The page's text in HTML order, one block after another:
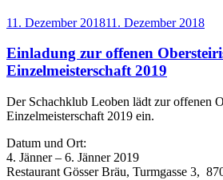
Veröffentlicht
11. Dezember 201811. Dezember 2018
Einladung zur offenen
Einzelmeisterschaft 2019
Der Schachklub Leoben lädt zur offenen
Einzelmeisterschaft 2019 ein.
Datum und Ort:
4. Jänner – 6. Jänner 2019
Restaurant Gösser Bräu, Turmgasse 3,